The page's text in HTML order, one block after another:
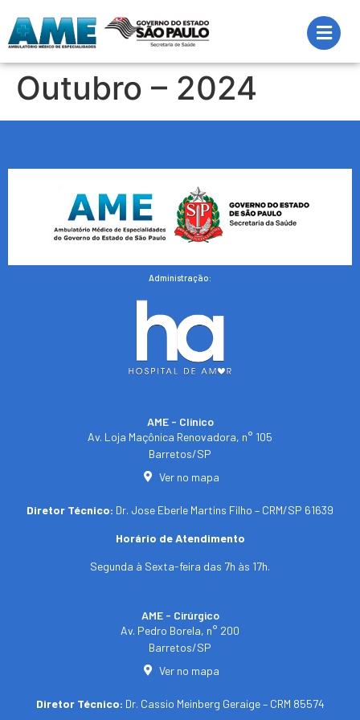
Outubro – 2024
Administração:
AME - Clínico​
Av. Loja Maçônica Renovadora, n° 105
Barretos/SP​
Ver no mapa
Diretor Técnico: Dr. Jose Eberle Martins Filho – CRM/SP 61639
Horário de Atendimento
Segunda à Sexta-feira das 7h às 17h.
AME - Cirúrgico
Av. Pedro Borela, n° 200
Barretos/SP
Ver no mapa
Diretor Técnico: Dr. Cassio Meinberg Geraige – CRM 85574